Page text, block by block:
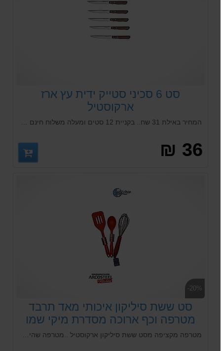
סט 6 סכיני סטייק ידית עץ ארז
ארקוסטיל
36 ₪
-20%
סט ששת סיליקון איכותי מאד תרבד
מטרפה וכף ארוכה מסדרת מיקי שמו
Arcosteel - אדום